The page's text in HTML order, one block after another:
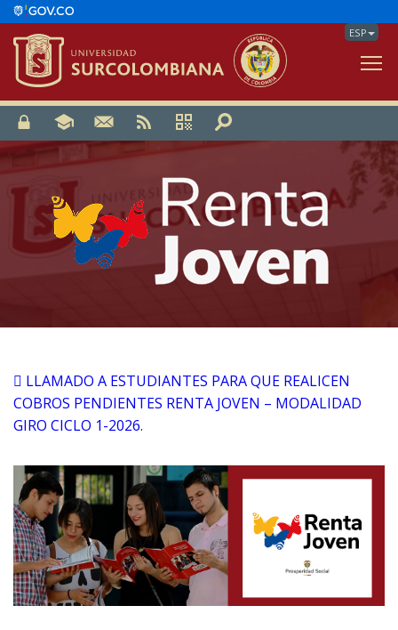
ESP
LLAMADO A ESTUDIANTES PARA QUE REALICEN
COBROS PENDIENTES RENTA JOVEN – MODALIDAD
GIRO CICLO 1-2026.